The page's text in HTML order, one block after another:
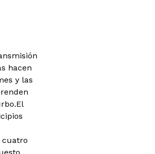
hacen
y las
El
cuatro